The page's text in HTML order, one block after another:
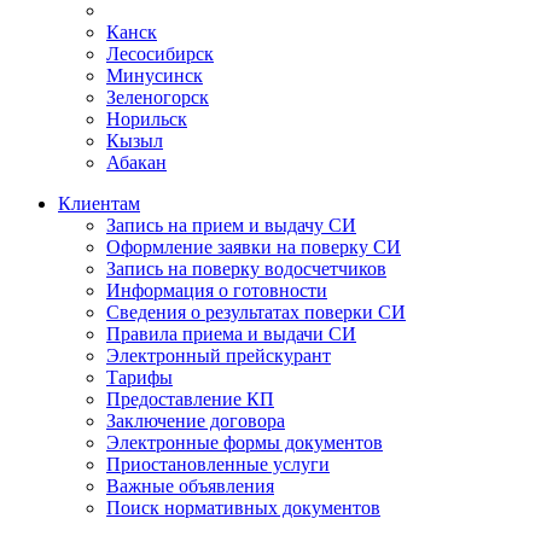
Канск
Лесосибирск
Минусинск
Зеленогорск
Норильск
Кызыл
Абакан
Клиентам
Запись на прием и выдачу СИ
Оформление заявки на поверку СИ
Запись на поверку водосчетчиков
Информация о готовности
Сведения о результатах поверки СИ
Правила приема и выдачи СИ
Электронный прейскурант
Тарифы
Предоставление КП
Заключение договора
Электронные формы документов
Приостановленные услуги
Важные объявления
Поиск нормативных документов